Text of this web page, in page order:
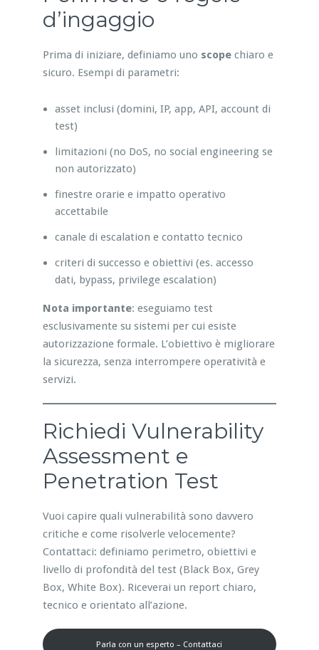
d’ingaggio
Prima di iniziare, definiamo uno scopechiaro e
sicuro. Esempi di parametri:
asset inclusi (domini, IP, app, API, account di
test)
limitazioni (no DoS, no social engineering se
non autorizzato)
finestre orarie e impatto operativo
accettabile
canale di escalation e contatto tecnico
criteri di successo e obiettivi (es. accesso
dati, bypass, privilege escalation)
Nota importante: eseguiamo test
esclusivamente su sistemi per cui esiste
autorizzazione formale. L’obiettivo è migliorare
la sicurezza, senza interrompere operatività e
servizi.
Richiedi Vulnerability
Assessment e
Penetration Test
Vuoi capire quali vulnerabilità sono davvero
critiche e come risolverle velocemente?
Contattaci: definiamo perimetro, obiettivi e
livello di profondità del test (Black Box, Grey
Box, White Box). Riceverai un report chiaro,
tecnico e orientato all’azione.
Parla con un esperto – Contattaci